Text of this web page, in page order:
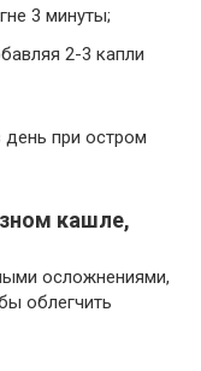
3 минуты;
2-3 капли
при остром
кашле,
осложнениями,
облегчить